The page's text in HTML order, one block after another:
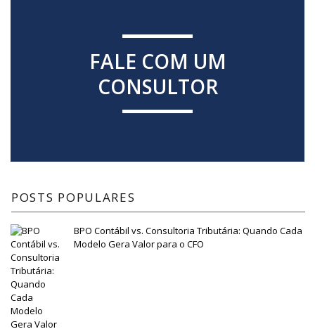
FALE COM UM
CONSULTOR
POSTS POPULARES
BPO Contábil vs. Consultoria Tributária: Quando Cada
Modelo Gera Valor para o CFO